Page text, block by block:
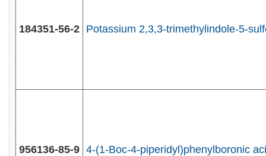
184351-56-2 Potassium 2,3,3-trimethylindole-5-
956136-85-9 4-(1-Boc-4-piperidyl)phenylboronic